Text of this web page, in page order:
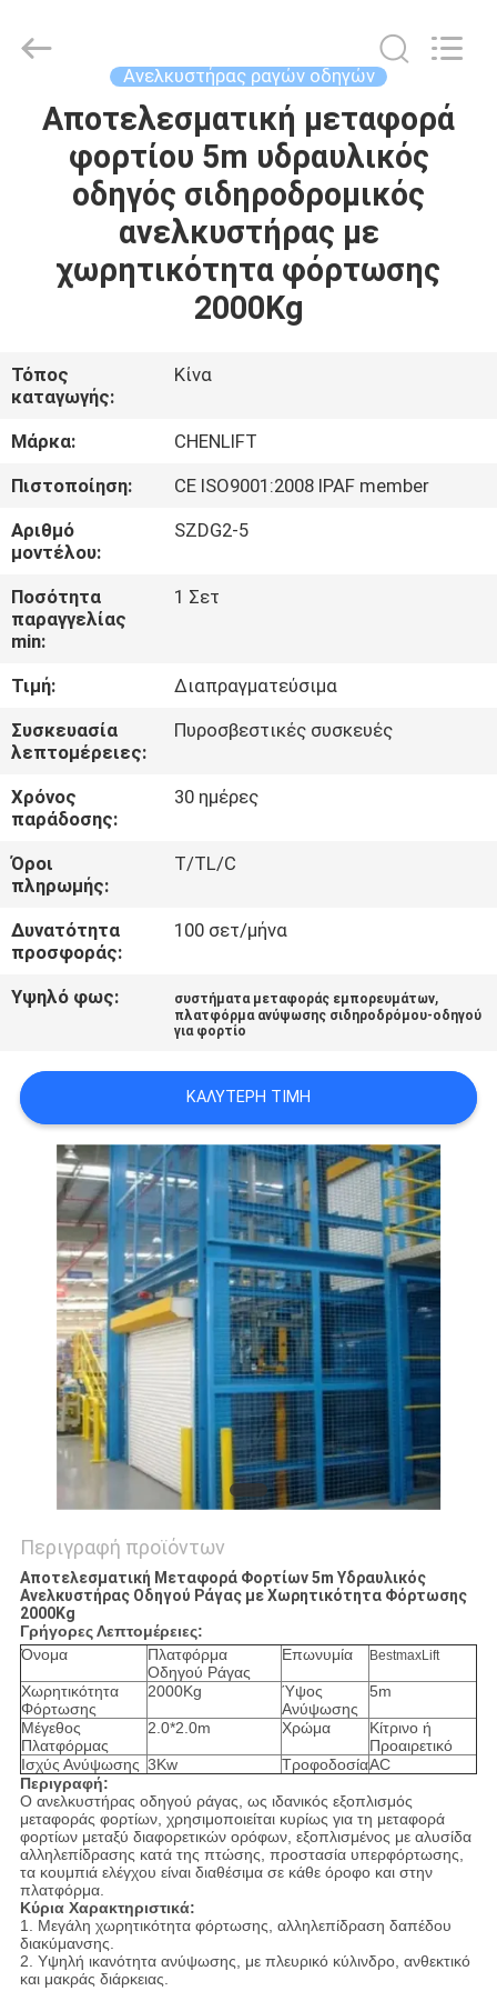
ΣΠΊΤΙ
ΠΡΟΪΌΝΤΑ
ΣΧΕΤΙΚΆ
ΕΠΙΣΚΈΨΕΙΣ
ΣΤΟ
ΕΡΓΟΣΤΆΣΙΟ
ΈΛΕΓΧΟΣ
ΠΟΙΌΤΗΤΑΣ
ΜΑΖΊ
ΜΑΣ
ΕΙΔΉΣΕΙΣ
ΖΗΤΉΣΤΕ
ΜΙΑ
ΠΡΟΣΦΟΡΆ
ΠΟΛΙΤΙΚΉ
ΑΠΟΡΡΉΤΟΥ
Ανελκυστήρας ραγών οδηγών
Αποτελεσματική μεταφορά
φορτίου 5m υδραυλικός
οδηγός σιδηροδρομικός
ανελκυστήρας με
χωρητικότητα φόρτωσης
2000Kg
Τόπος
καταγωγής:
Κίνα
Μάρκα:
CHENLIFT
Πιστοποίηση:
CE ISO9001:2008 IPAF member
Αριθμό
μοντέλου:
SZDG2-5
Ποσότητα
παραγγελίας
min:
1 Σετ
Τιμή:
Διαπραγματεύσιμα
Συσκευασία
λεπτομέρειες:
Πυροσβεστικές συσκευές
Χρόνος
παράδοσης:
30 ημέρες
Όροι
πληρωμής:
T/TL/C
Δυνατότητα
προσφοράς:
100 σετ/μήνα
Υψηλό φως: συστήματα μεταφοράς εμπορευμάτων,
πλατφόρμα ανύψωσης σιδηροδρόμου-οδηγού
για φορτίο
ΚΑΛΎΤΕΡΗ ΤΙΜΉ
Περιγραφή προϊόντων
Αποτελεσματική Μεταφορά Φορτίων 5m Υδραυλικός
Ανελκυστήρας Οδηγού Ράγας με Χωρητικότητα Φόρτωσης
2000Kg
Γρήγορες Λεπτομέρειες:
Όνομα
Πλατφόρμα
Οδηγού Ράγας
Επωνυμία BestmaxLift
Χωρητικότητα
Φόρτωσης
2000Kg
Ύψος
Ανύψωσης
5m
Μέγεθος
Πλατφόρμας
2.0*2.0m Χρώμα
Κίτρινο ή
Προαιρετικό
Ισχύς Ανύψωσης 3Kw ΤροφοδοσίαAC
Περιγραφή:
Ο ανελκυστήρας οδηγού ράγας, ως ιδανικός εξοπλισμός
μεταφοράς φορτίων, χρησιμοποιείται κυρίως για τη μεταφορά
φορτίων μεταξύ διαφορετικών ορόφων, εξοπλισμένος με αλυσίδα
αλληλεπίδρασης κατά της πτώσης, προστασία υπερφόρτωσης,
τα κουμπιά ελέγχου είναι διαθέσιμα σε κάθε όροφο και στην
πλατφόρμα.
Κύρια Χαρακτηριστικά:
1. Μεγάλη χωρητικότητα φόρτωσης, αλληλεπίδραση δαπέδου
διακύμανσης.
2. Υψηλή ικανότητα ανύψωσης, με πλευρικό κύλινδρο, ανθεκτικό
και μακράς διάρκειας.